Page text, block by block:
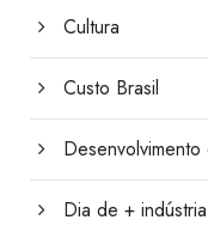
Cultura
Custo Brasil
Dia de + indústria